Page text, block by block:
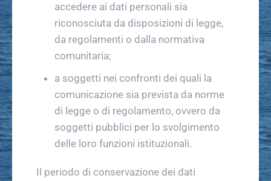
accedere ai dati personali sia
riconosciuta da disposizioni di legge,
da regolamenti o dalla normativa
comunitaria;
a soggetti nei confronti dei quali la
comunicazione sia prevista da norme
di legge o di regolamento, ovvero da
soggetti pubblici per lo svolgimento
delle loro funzioni istituzionali.
Il periodo di conservazione dei dati